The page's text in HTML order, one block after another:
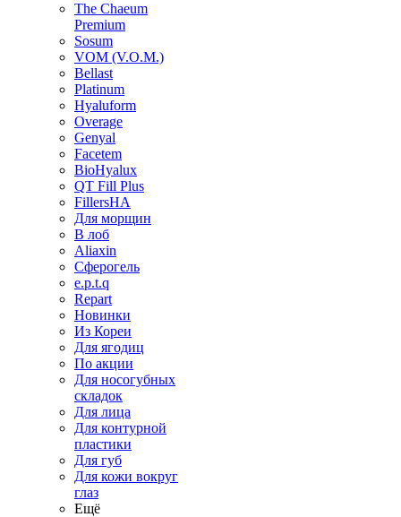
The Chaeum
Premium
Sosum
VOM (V.O.M.)
Bellast
Platinum
Hyaluform
Overage
Genyal
Facetem
BioHyalux
QT Fill Plus
FillersHA
Для морщин
В лоб
Aliaxin
Сферогель
e.p.t.q
Repart
Новинки
Из Кореи
Для ягодиц
По акции
Для носогубных
складок
Для лица
Для контурной
пластики
Для губ
Для кожи вокруг
глаз
Ещё